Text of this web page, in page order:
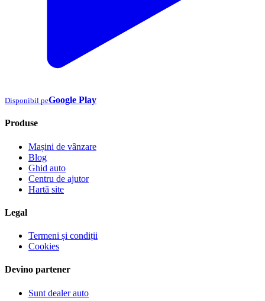
Disponibil peGoogle Play
Produse
Mașini de vânzare
Blog
Ghid auto
Centru de ajutor
Hartă site
Legal
Termeni și condiții
Cookies
Devino partener
Sunt dealer auto